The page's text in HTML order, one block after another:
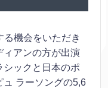
機会をいただき
ィアンの方が出演
ックと日本のポ
ュ ラーソングの5,6